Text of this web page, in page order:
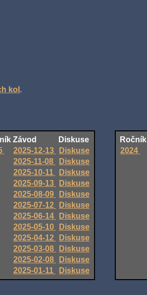
kol .
Závod
Diskuse
2025-12-13
Diskuse
2025-11-08
Diskuse
2025-10-11
Diskuse
2025-09-13
Diskuse
2025-08-09
Diskuse
2025-07-12
Diskuse
2025-06-14
Diskuse
2025-05-10
Diskuse
2025-04-12
Diskuse
2025-03-08
Diskuse
2025-02-08
Diskuse
2025-01-11
Diskuse
Ročník
2024